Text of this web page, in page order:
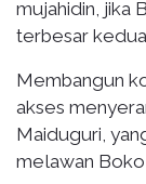
mujahidin, jika
terbesar
Membangun
akses
Maiduguri,
melawan Boko